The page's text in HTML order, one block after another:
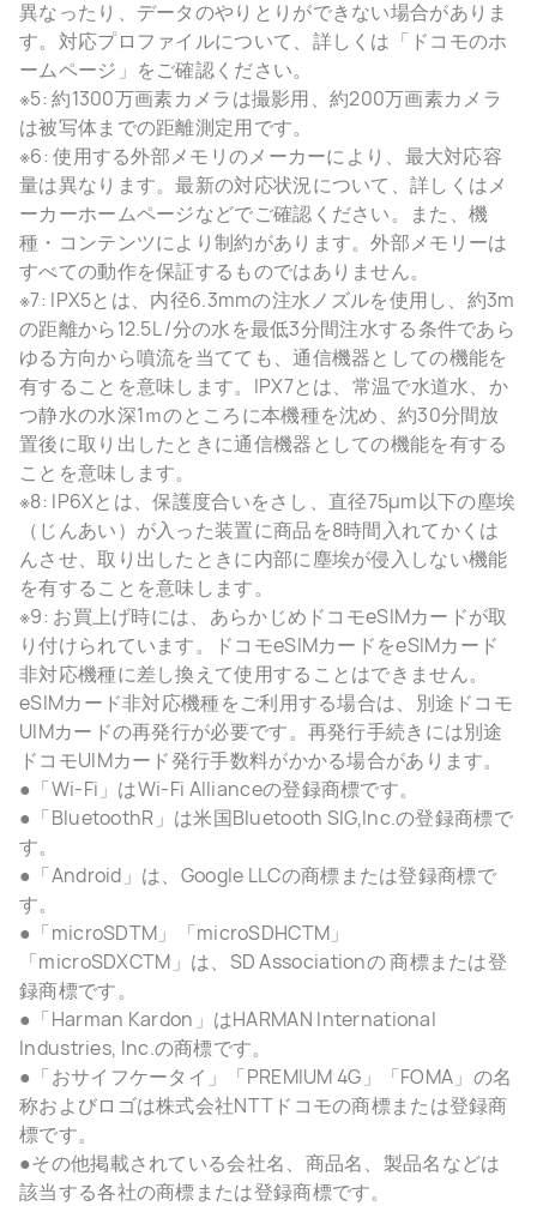
異なったり、データのやりとりができない場合がありま
す。対応プロファイルについて、詳しくは「ドコモのホ
ームページ」をご確認ください。
※5: 約1300万画素カメラは撮影用、約200万画素カメラ
は被写体までの距離測定用です。
※6: 使用する外部メモリのメーカーにより、最大対応容
量は異なります。最新の対応状況について、詳しくはメ
ーカーホームページなどでご確認ください。また、機
種・コンテンツにより制約があります。外部メモリーは
すべての動作を保証するものではありません。
※7: IPX5とは、内径6.3mmの注水ノズルを使用し、約3m
の距離から12.5L /分の水を最低3分間注水する条件であら
ゆる方向から噴流を当てても、通信機器としての機能を
有することを意味します。IPX7とは、常温で水道水、か
つ静水の水深1ｍのところに本機種を沈め、約30分間放
置後に取り出したときに通信機器としての機能を有する
ことを意味します。
※8: IP6Xとは、保護度合いをさし、直径75μm以下の塵埃
（じんあい）が入った装置に商品を8時間入れてかくは
んさせ、取り出したときに内部に塵埃が侵入しない機能
を有することを意味します。
※9: お買上げ時には、あらかじめドコモeSIMカードが取
り付けられています。ドコモeSIMカードをeSIMカード
非対応機種に差し換えて使用することはできません。
eSIMカード非対応機種をご利用する場合は、別途ドコモ
UIMカードの再発行が必要です。再発行手続きには別途
ドコモUIMカード発行手数料がかかる場合があります。
●「Wi-Fi」はWi-Fi Allianceの登録商標です。
●「BluetoothR」は米国Bluetooth SIG,Inc.の登録商標で
す。
●「Android」は、Google LLCの商標または登録商標で
す。
●「microSDTM」「microSDHCTM」
「microSDXCTM」は、SD Associationの 商標または登
録商標です。
●「Harman Kardon」はHARMAN International
Industries, Inc.の商標です。
●「おサイフケータイ」「PREMIUM 4G」「FOMA」の名
称およびロゴは株式会社NTTドコモの商標または登録商
標です。
●その他掲載されている会社名、商品名、製品名などは
該当する各社の商標または登録商標です。